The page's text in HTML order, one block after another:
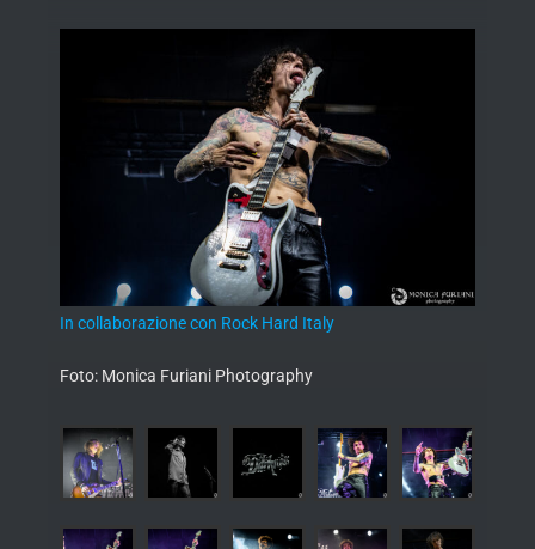
In collaborazione con Rock Hard Italy
Foto: Monica Furiani Photography